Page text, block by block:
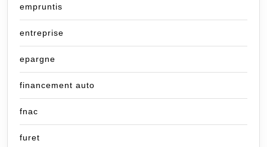
empruntis
entreprise
epargne
financement auto
fnac
furet